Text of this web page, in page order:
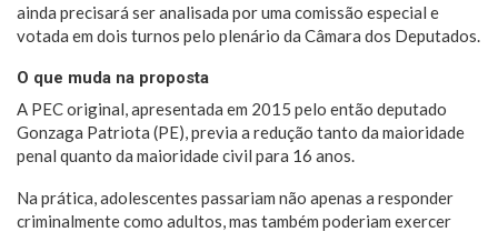
ainda precisará ser analisada por uma comissão especial e
votada em dois turnos pelo plenário da Câmara dos Deputados.
O que muda na proposta
A PEC original, apresentada em 2015 pelo então deputado
Gonzaga Patriota (PE), previa a redução tanto da maioridade
penal quanto da maioridade civil para 16 anos.
Na prática, adolescentes passariam não apenas a responder
criminalmente como adultos, mas também poderiam exercer